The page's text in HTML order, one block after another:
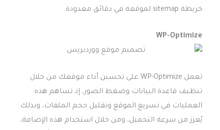
خريطة sitemap لموقعه في دقائق معدودة.
WP-Optimize
تعمل WP-Optimize على تحسين أداء موقعك من خلال
تنظيف قاعدة البيانات وضغط الصور، إذ تساهم هذه
العمليات في تسريع الموقع وتقليل حجم الملفات، وبذلك
يُعزز من سرعة التحميل، ومن خلال استخدام هذه الإضافة،